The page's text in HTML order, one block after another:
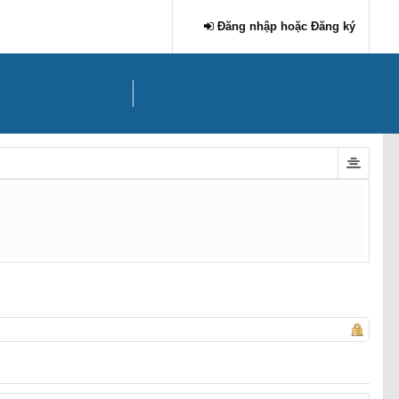
Đăng nhập hoặc Đăng ký